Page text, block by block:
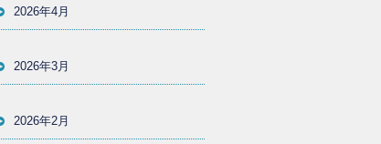
2026年4月
2026年3月
2026年2月